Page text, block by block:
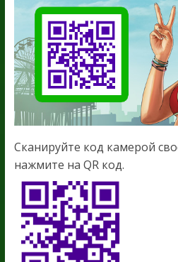
Сканируйте код камерой
нажмите на QR код.